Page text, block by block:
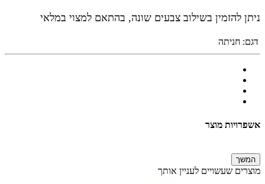
ניתן להזמין בשילוב צבעים שונה, בהתאם למצוי במלאי
דגם: חניתה
אשפרויות מוצר
המשך
מוצרים שעשויים לעניין אותך